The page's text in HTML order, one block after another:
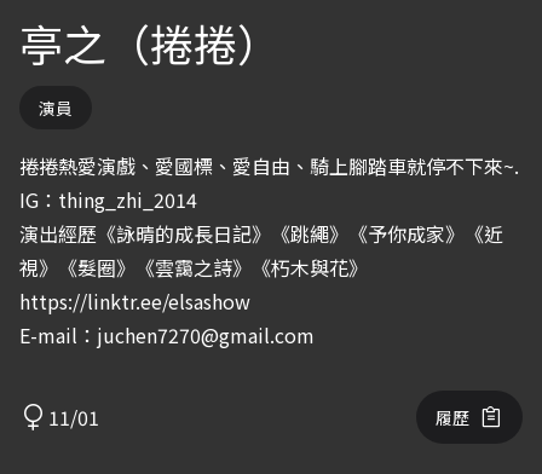
亭之（捲捲）
演員
捲捲熱愛演戲、愛國標、愛自由、騎上腳踏車就停不下來~.
IG：thing_zhi_2014
演出經歷《詠晴的成長日記》《跳繩》《予你成家》《近
視》《髮圈》《雲靄之詩》《朽木與花》
https://linktr.ee/elsashow
E-mail：juchen7270@gmail.com
11/01 履歷